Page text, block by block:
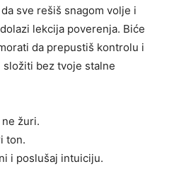
sve rešiš snagom volje i
lekcija poverenja. Biće
da prepustiš kontrolu i
bez tvoje stalne
žuri.
ton.
i poslušaj intuiciju.